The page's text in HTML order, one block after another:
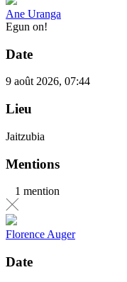
Ane Uranga
Egun on!
Date
9 août 2026, 07:44
Lieu
Jaitzubia
Mentions
1 mention
Florence Auger
Date